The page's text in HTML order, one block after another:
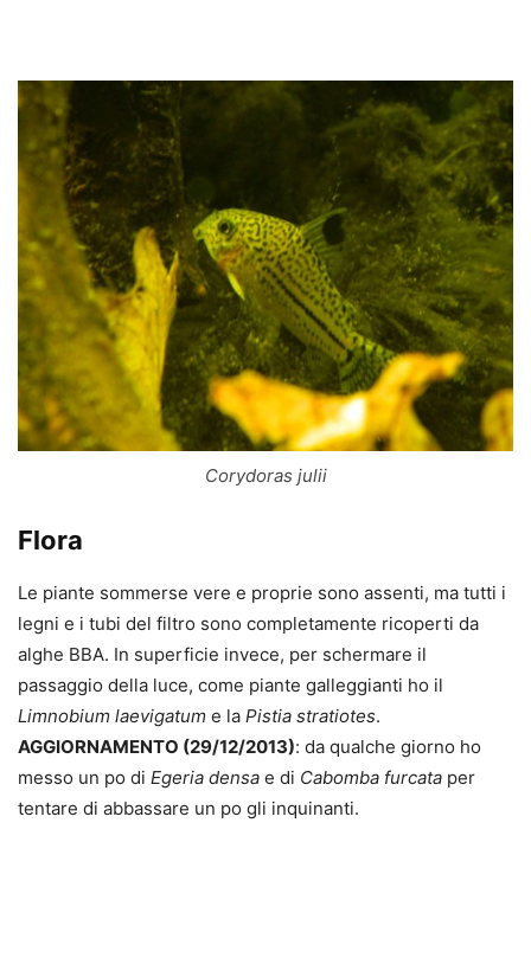
Corydoras julii
Flora
Le piante sommerse vere e proprie sono assenti, ma tutti i
legni e i tubi del filtro sono completamente ricoperti da
alghe BBA. In superficie invece, per schermare il
passaggio della luce, come piante galleggianti ho il
Limnobium laevigatum e la Pistia stratiotes.
AGGIORNAMENTO (29/12/2013): da qualche giorno ho
messo un po di Egeria densa e di Cabomba furcata per
tentare di abbassare un po gli inquinanti.